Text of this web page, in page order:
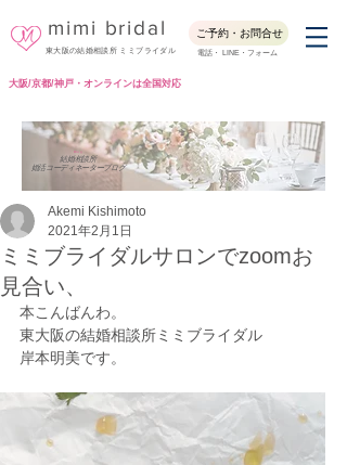
東大阪の結婚相談所 ミミブライダル
mimi bridal ご予約・お問合せ
電話・ LINE・フォーム
大阪/京都/神戸・オンラインは全国対応
結婚相談所
婚活コーディネーターブログ
Blog
ミミブライダルサロンでzoomお
見合い、
Akemi Kishimoto
2021年2月1日
本こんばんわ。
東大阪の結婚相談所ミミブライダル
岸本明美です。